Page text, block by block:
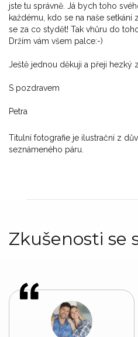
jste tu správně. Já bych toho
každému, kdo se na naše
se za co stydět! Tak vhůru do
Držím vám všem palce:-)
Ještě jednou děkuji a přeji hezký
S pozdravem
Petra
Titulní fotografie je ilustrační z
seznámeného páru.
Zkušenosti se